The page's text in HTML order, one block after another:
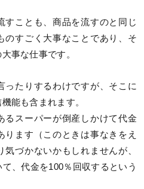
すことも、商品を流すのと同じ
のすごく大事なことであり、そ
事な仕事です。
ったりするわけですが、そこに
能も含まれます。
るスーパーが倒産しかけて代金
ります（このときは事なきをえ
づかないかもしれませんが、
、代金を100％回収するという